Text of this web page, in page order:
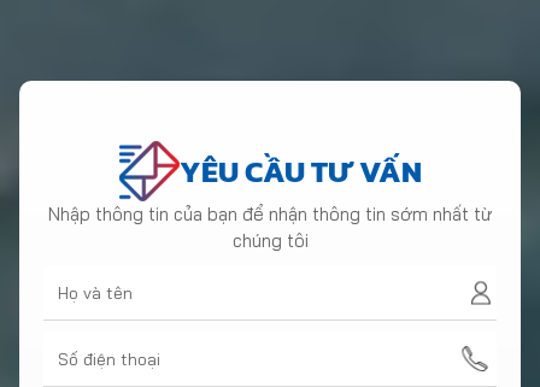
YÊU CẦU TƯ VẤN
Nhập thông tin của bạn để nhận thông tin sớm nhất từ
chúng tôi